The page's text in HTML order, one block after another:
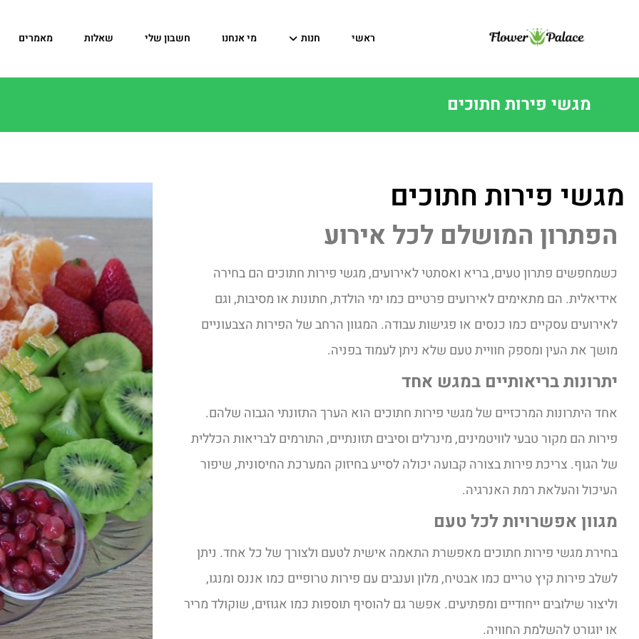
ראשי חנות מי אנחנו חשבון שלי שאלות מאמרים
מגשי פירות חתוכים
מגשי פירות חתוכים
הפתרון המושלם לכל אירוע
כשמחפשים פתרון טעים, בריא ואסתטי לאירועים, מגשי פירות חתוכים הם בחירה
אידיאלית. הם מתאימים לאירועים פרטיים כמו ימי הולדת, חתונות או מסיבות, וגם
לאירועים עסקיים כמו כנסים או פגישות עבודה. המגוון הרחב של הפירות הצבעוניים
מושך את העין ומספק חוויית טעם שלא ניתן לעמוד בפניה.
יתרונות בריאותיים במגש אחד
אחד היתרונות המרכזיים של מגשי פירות חתוכים הוא הערך התזונתי הגבוה שלהם.
פירות הם מקור טבעי לוויטמינים, מינרלים וסיבים תזונתיים, התורמים לבריאות הכללית
של הגוף. צריכת פירות בצורה קבועה יכולה לסייע בחיזוק המערכת החיסונית, שיפור
העיכול והעלאת רמת האנרגיה.
מגוון אפשרויות לכל טעם
בחירת מגשי פירות חתוכים מאפשרת התאמה אישית לטעם ולצורך של כל אחד. ניתן
לשלב פירות קיץ טריים כמו אבטיח, מלון וענבים עם פירות טרופיים כמו אננס ומנגו,
וליצור שילובים ייחודיים ומפתיעים. אפשר גם להוסיף תוספות כמו אגוזים, שוקולד מריר
או יוגורט להשלמת החוויה.